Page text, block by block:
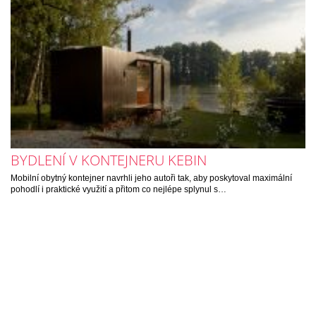
BYDLENÍ V KONTEJNERU KEBIN
Mobilní obytný kontejner navrhli jeho autoři tak, aby poskytoval maximální
pohodlí i praktické využití a přitom co nejlépe splynul s…